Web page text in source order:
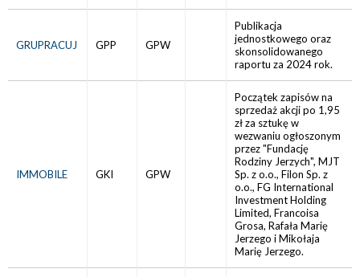
GRUPRACUJ GPP GPW
Publikacja
jednostkowego oraz
skonsolidowanego
raportu za 2024 rok.
IMMOBILE GKI GPW
Początek zapisów na
sprzedaż akcji po 1,95
zł za sztukę w
wezwaniu ogłoszonym
przez "Fundację
Rodziny Jerzych", MJT
Sp. z o.o., Filon Sp. z
o.o., FG International
Investment Holding
Limited, Francoisa
Grosa, Rafała Marię
Jerzego i Mikołaja
Marię Jerzego.